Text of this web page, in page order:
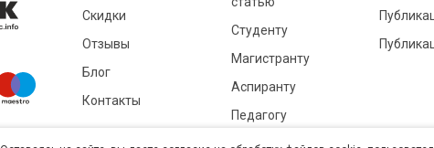
Скидки
Отзывы
Блог
Контакты
Студенту
Магистранту
Аспиранту
Педагогу